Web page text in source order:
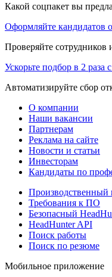
Какой соцпакет вы
Оформляйте кандидатов
Проверяйте
Ускорьте подбор в 2 раза
Автоматизируйте сбор
О компании
Наши вакансии
Партнерам
Реклама на сайте
Новости и статьи
Инвесторам
Кандидаты по
Производственный
Требования к ПО
Безопасный
HeadHunter API
Поиск работы
Поиск по резюме
Мобильное приложение